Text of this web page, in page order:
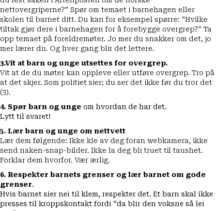
nettovergriperne?” Spør om temaet i barnehagen eller
skolen til barnet ditt. Du kan for eksempel spørre: “Hvilke
tiltak gjør dere i barnehagen for å forebygge overgrep?” Ta
opp temaet på foreldremøter. Jo mer du snakker om det, jo
mer lærer du. Og hver gang blir det lettere.
3.Vit at barn og unge utsettes for overgrep.
Vit at de du møter kan oppleve eller utføre overgrep. Tro på
at det skjer. Som politiet sier; du ser det ikke før du tror det
(3).
4. Spør barn og unge om hvordan de har det.
Lytt til svaret!
5. Lær barn og unge om nettvett
Lær dem følgende: Ikke kle av deg foran webkamera, ikke
send naken-snap-bilder. Ikke la deg bli truet til taushet.
Forklar dem hvorfor. Vær ærlig.
6. Respekter barnets grenser og lær barnet om gode
grenser.
Hvis barnet sier nei til klem, respekter det. Et barn skal ikke
presses til kroppskontakt fordi “da blir den voksne så lei